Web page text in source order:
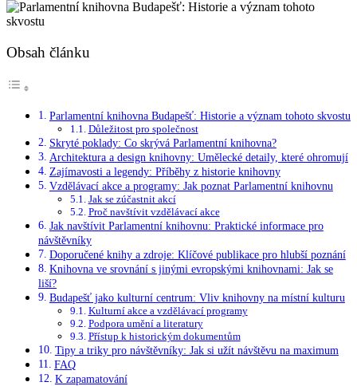
Obsah článku
Parlamentní knihovna Budapešť: Historie a význam tohoto skvostu
Důležitost pro společnost
Skryté poklady: Co skrývá Parlamentní knihovna?
Architektura a design knihovny: Umělecké detaily, které ohromují
Zajímavosti a legendy: Příběhy z historie knihovny
Vzdělávací akce a programy: Jak poznat Parlamentní knihovnu
Jak se zúčastnit akcí
Proč navštívit vzdělávací akce
Jak navštívit Parlamentní knihovnu: Praktické informace pro
návštěvníky
Doporučené knihy a zdroje: Klíčové publikace pro hlubší poznání
Knihovna ve srovnání s jinými evropskými knihovnami: Jak se
liší?
Budapešť jako kulturní centrum: Vliv knihovny na místní kulturu
Kulturní akce a vzdělávací programy
Podpora umění a literatury
Přístup k historickým dokumentům
Tipy a triky pro návštěvníky: Jak si užít návštěvu na maximum
FAQ
K zapamatování